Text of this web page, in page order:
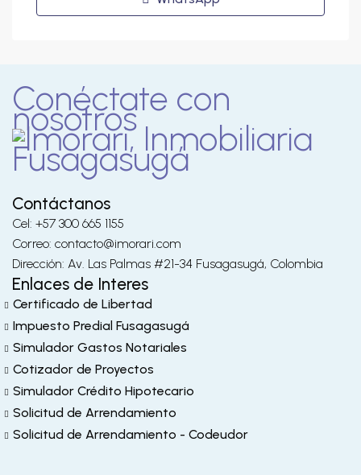
Conéctate con
nosotros
Contáctanos
Cel: +57 300 665 1155
Correo: contacto@imorari.com
Dirección: Av. Las Palmas #21-34 Fusagasugá, Colombia
Enlaces de Interes
Certificado de Libertad
Impuesto Predial Fusagasugá
Simulador Gastos Notariales
Cotizador de Proyectos
Simulador Crédito Hipotecario
Solicitud de Arrendamiento
Solicitud de Arrendamiento - Codeudor